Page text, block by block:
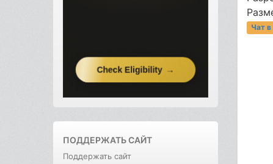
ПОДДЕРЖАТЬ САЙТ
Поддержать сайт
Чат в